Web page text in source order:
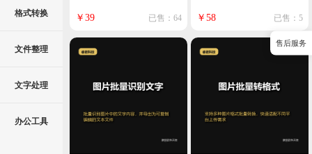
格式转换
文件整理
文字处理
办公工具
￥39 已售：64 ￥58 已售：5
售后服务